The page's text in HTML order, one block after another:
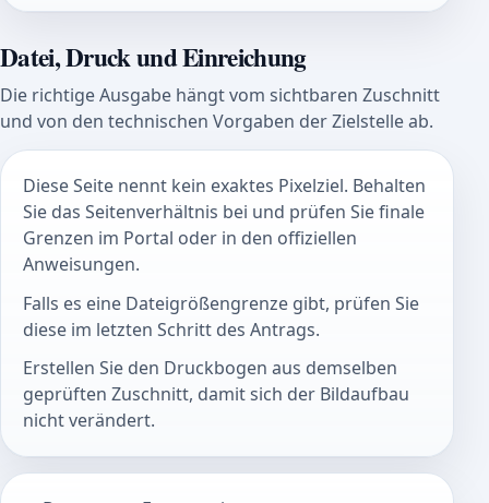
Datei, Druck und Einreichung
Die richtige Ausgabe hängt vom sichtbaren Zuschnitt
und von den technischen Vorgaben der Zielstelle ab.
Diese Seite nennt kein exaktes Pixelziel. Behalten
Sie das Seitenverhältnis bei und prüfen Sie finale
Grenzen im Portal oder in den offiziellen
Anweisungen.
Falls es eine Dateigrößengrenze gibt, prüfen Sie
diese im letzten Schritt des Antrags.
Erstellen Sie den Druckbogen aus demselben
geprüften Zuschnitt, damit sich der Bildaufbau
nicht verändert.